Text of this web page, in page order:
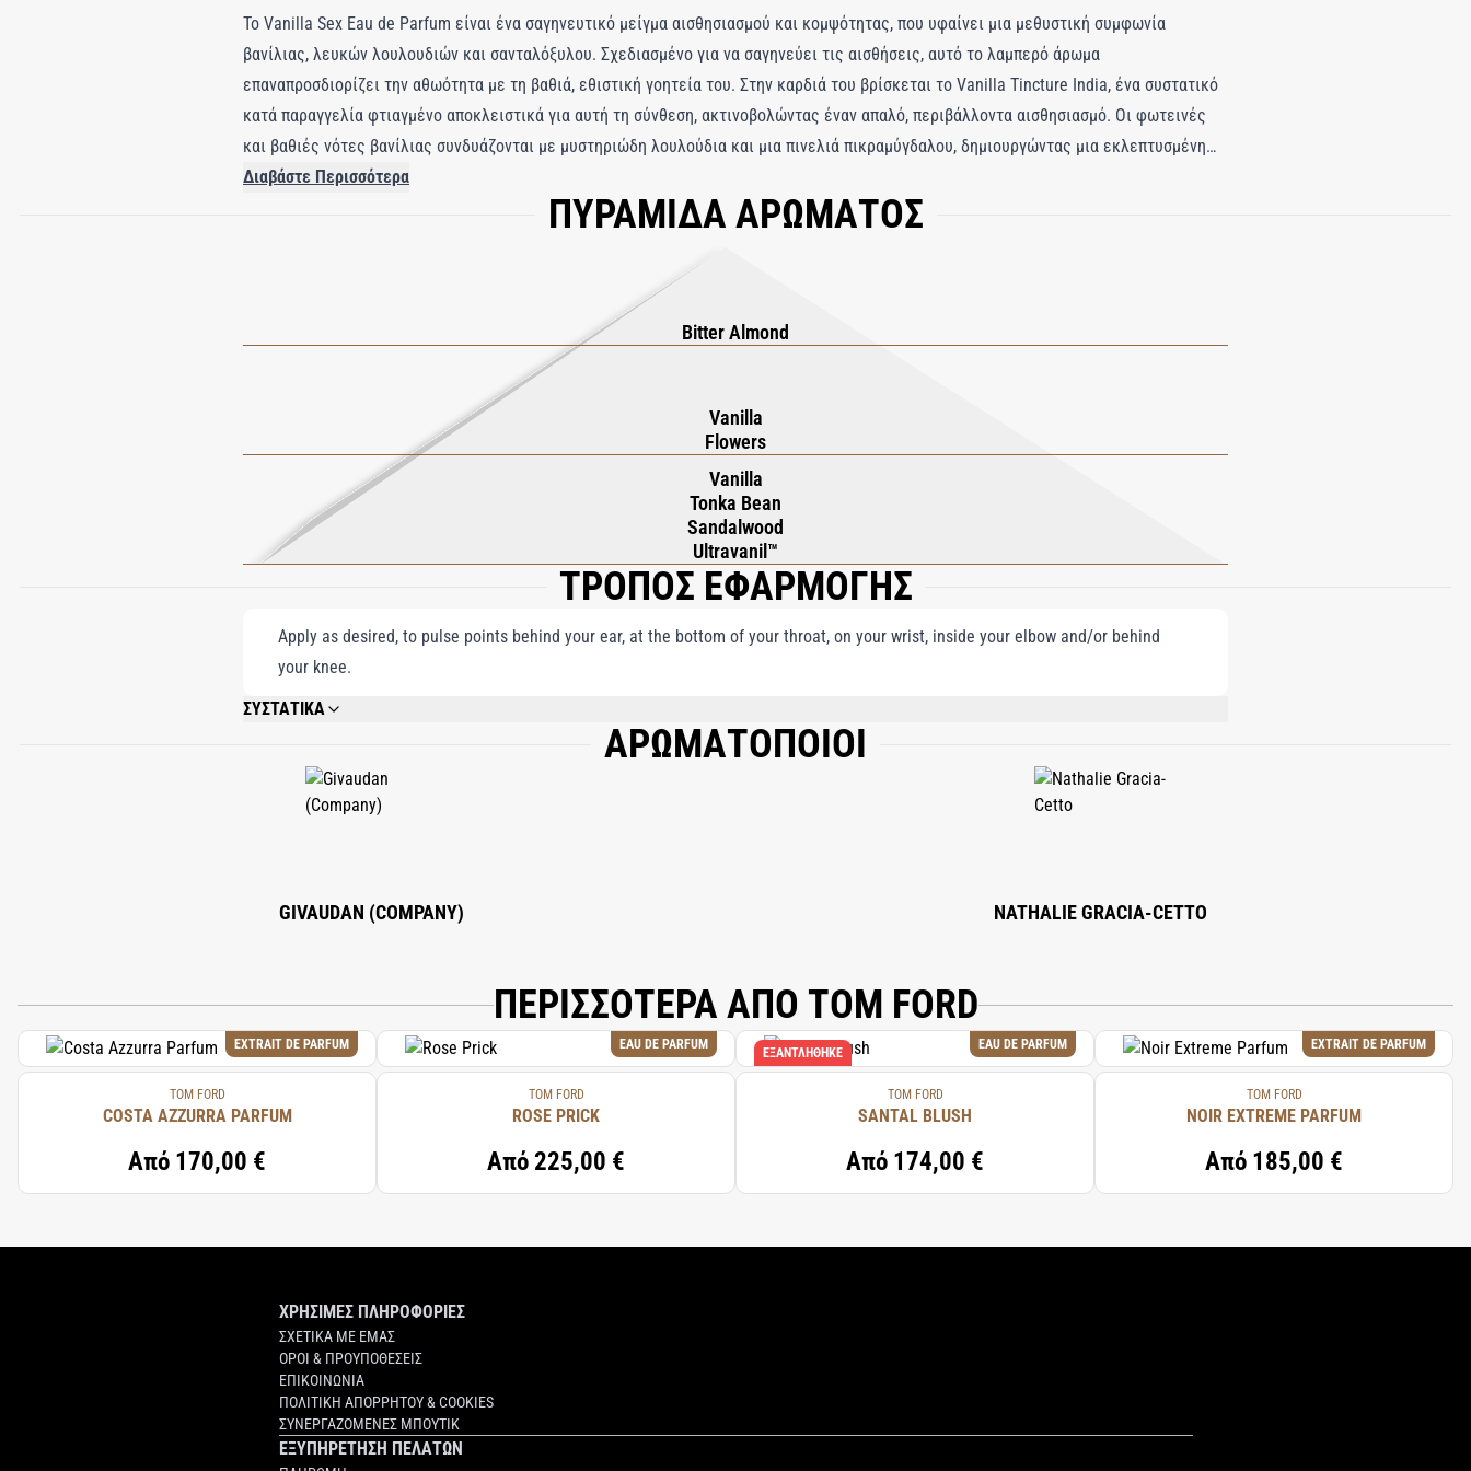
Το Vanilla Sex Eau de Parfum είναι ένα σαγηνευτικό μείγμα αισθησιασμού και κομψότητας, που υφαίνει μια μεθυστική συμφωνία
βανίλιας, λευκών λουλουδιών και σανταλόξυλου. Σχεδιασμένο για να σαγηνεύει τις αισθήσεις, αυτό το λαμπερό άρωμα
επαναπροσδιορίζει την αθωότητα με τη βαθιά, εθιστική γοητεία του. Στην καρδιά του βρίσκεται το Vanilla Tincture India, ένα συστατικό
κατά παραγγελία φτιαγμένο αποκλειστικά για αυτή τη σύνθεση, ακτινοβολώντας έναν απαλό, περιβάλλοντα αισθησιασμό. Οι φωτεινές
και βαθιές νότες βανίλιας συνδυάζονται με μυστηριώδη λουλούδια και μια πινελιά πικραμύγδαλου, δημιουργώντας μια εκλεπτυσμένη
ισορροπία ζεστασιάς και ίντριγκας. Το μπουκάλι Private Blend, με το εξωτερικό του στρώμα με μελί απόχρωση, την κρεμώδη εσωτερική
λάκα και την καραμελένια πλάκα, είναι ένα πολυτελές statement κομμάτι που συμπληρώνει τη χλιδή του αρώματος. Το Vanilla Sex Eau
Διαβάστε Περισσότερα
ΠΥΡΑΜΙΔΑ ΑΡΩΜΑΤΟΣ
Bitter Almond
Vanilla
Flowers
Vanilla
Tonka Bean
Sandalwood
Ultravanil™
ΤΡΟΠΟΣ ΕΦΑΡΜΟΓΗΣ
Apply as desired, to pulse points behind your ear, at the bottom of your throat, on your wrist, inside your elbow and/or behind
your knee.
ΣΥΣΤΑΤΙΚΑ
ALCOHOL DENAT., FRAGRANCE (PARFUM), WATER AQUA EAU, COUMARIN, LINALOOL, BENZYL BENZOATE, LIMONENE, BENZYL SALICYLATE, BENZYL ALCOHOL,
PENTAERYTHRITYL TETRA-DI-T-BUTYL HYDROXYHYDROCINNAMATE.ΑΡΩΜΑΤΟΠΟΙΟΙ
GIVAUDAN (COMPANY) NATHALIE GRACIA-CETTO
ΠΕΡΙΣΣΟΤΕΡΑ ΑΠΟ TOM FORD
EXTRAIT DE PARFUM
TOM FORD
COSTA AZZURRA PARFUM
Από 170,00 €
EAU DE PARFUM
TOM FORD
ROSE PRICK
Από225,00 €
EAU DE PARFUM
ΕΞΑΝΤΛΉΘΗΚΕ
TOM FORD
SANTAL BLUSH
Από 174,00 €
EXTRAIT DE PARFUM
TOM FORD
NOIR EXTREME PARFUM
Από 185,00 €
ΧΡΗΣΙΜΕΣ ΠΛΗΡΟΦΟΡΙΕΣ
ΣΧΕΤΙΚΑ ΜΕ ΕΜΑΣ
ΟΡΟΙ & ΠΡΟΥΠΟΘΕΣΕΙΣ
ΕΠΙΚΟΙΝΩΝΙΑ
ΠΟΛΙΤΙΚΗ ΑΠΟΡΡΗΤΟΥ & COOKIES
ΣΥΝΕΡΓΑΖΟΜΕΝΕΣ ΜΠΟΥΤΙΚ
ΕΞΥΠΗΡΕΤΗΣΗ ΠΕΛΑΤΩΝ